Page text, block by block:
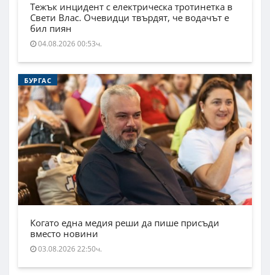
Тежък инцидент с електрическа тротинетка в
Свети Влас. Очевидци твърдят, че водачът е
бил пиян
04.08.2026 00:53ч.
БУРГАС
Когато една медия реши да пише присъди
вместо новини
03.08.2026 22:50ч.